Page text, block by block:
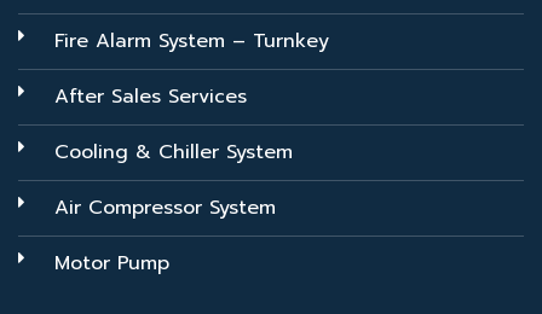
Fire Alarm System – Turnkey
After Sales Services
Cooling & Chiller System
Air Compressor System
Motor Pump